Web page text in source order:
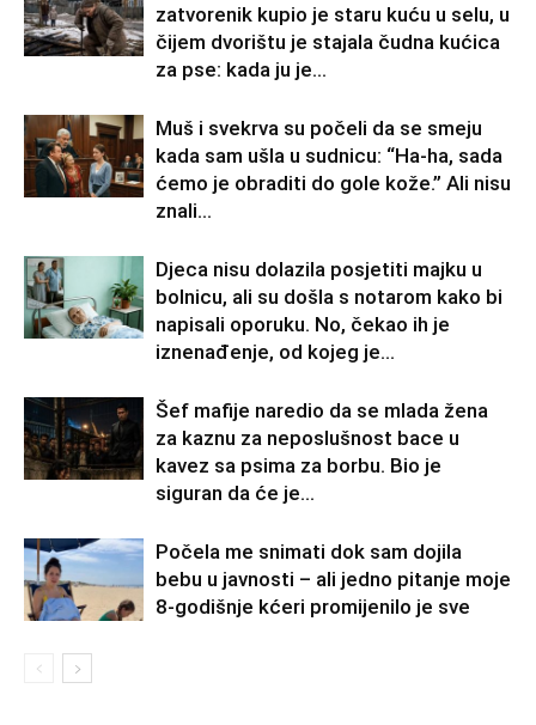
zatvorenik kupio je staru kuću u selu, u
čijem dvorištu je stajala čudna kućica
za pse: kada ju je...
Muš i svekrva su počeli da se smeju
kada sam ušla u sudnicu: “Ha-ha, sada
ćemo je obraditi do gole kože.” Ali nisu
znali...
Djeca nisu dolazila posjetiti majku u
bolnicu, ali su došla s notarom kako bi
napisali oporuku. No, čekao ih je
iznenađenje, od kojeg je...
Šef mafije naredio da se mlada žena
za kaznu za neposlušnost bace u
kavez sa psima za borbu. Bio je
siguran da će je...
Počela me snimati dok sam dojila
bebu u javnosti – ali jedno pitanje moje
8-godišnje kćeri promijenilo je sve